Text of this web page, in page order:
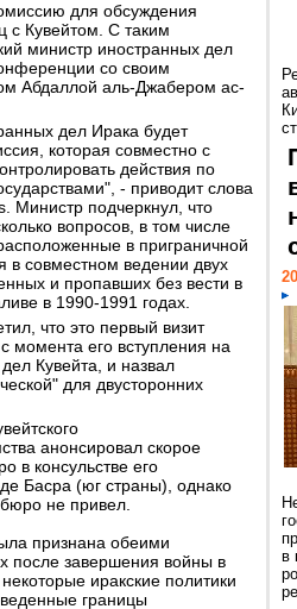
для обсуждения
с Кувейтом. С таким
министр иностранных дел
со своим
Абдаллой аль-Джабером ас-
дел Ирака будет
которая совместно с
действия по
- приводит слова
Министр подчеркнул, что
вопросов, в том числе
в приграничной
в совместном ведении двух
и пропавших без вести в
в 1990-1991 годах.
что это первый визит
момента его вступления на
Кувейта, и назвал
для двусторонних
анонсировал скорое
в консульстве его
Басра (юг страны), однако
не привел.
признана обеими
после завершения войны в
иракские политики
границы
в